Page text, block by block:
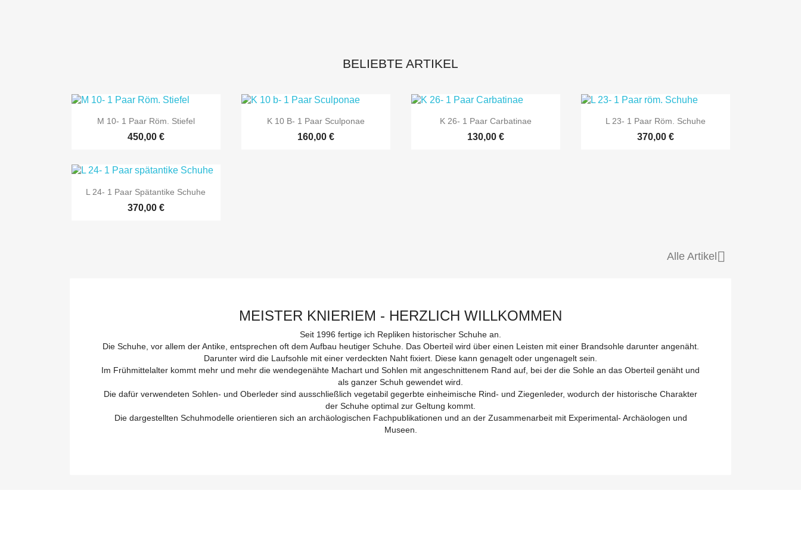
BELIEBTE ARTIKEL
 Vorschau
M 10- 1 Paar Röm. Stiefel
450,00 €
 Vorschau
K 10 B- 1 Paar Sculponae
160,00 €
 Vorschau
K 26- 1 Paar Carbatinae
130,00 €
 Vorschau
L 23- 1 Paar Röm. Schuhe
370,00 €
 Vorschau
L 24- 1 Paar Spätantike Schuhe
370,00 €
Alle Artikel
MEISTER KNIERIEM - HERZLICH WILLKOMMEN
Seit 1996 fertige ich Repliken historischer Schuhe an.
Die Schuhe, vor allem der Antike, entsprechen oft dem Aufbau heutiger Schuhe. Das Oberteil wird über einen Leisten mit einer Brandsohle darunter angenäht.
Darunter wird die Laufsohle mit einer verdeckten Naht fixiert. Diese kann genagelt oder ungenagelt sein.
Im Frühmittelalter kommt mehr und mehr die wendegenähte Machart und Sohlen mit angeschnittenem Rand auf, bei der die Sohle an das Oberteil genäht und
als ganzer Schuh gewendet wird.
Die dafür verwendeten Sohlen- und Oberleder sind ausschließlich vegetabil gegerbte einheimische Rind- und Ziegenleder, wodurch der historische Charakter
der Schuhe optimal zur Geltung kommt.
Die dargestellten Schuhmodelle orientieren sich an archäologischen Fachpublikationen und an der Zusammenarbeit mit Experimental- Archäologen und
Museen.